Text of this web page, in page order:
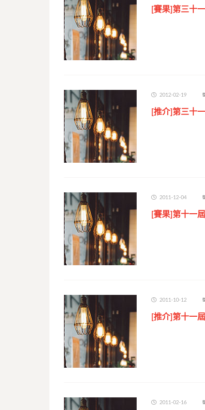
[賽果]第三十
2012-02-19
[推介]第三十
2011-12-04
[賽果]第十一
2011-10-12
[推介]第十一
2011-02-16